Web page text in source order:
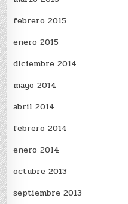
febrero 2015
enero 2015
diciembre 2014
mayo 2014
abril 2014
febrero 2014
enero 2014
octubre 2013
septiembre 2013